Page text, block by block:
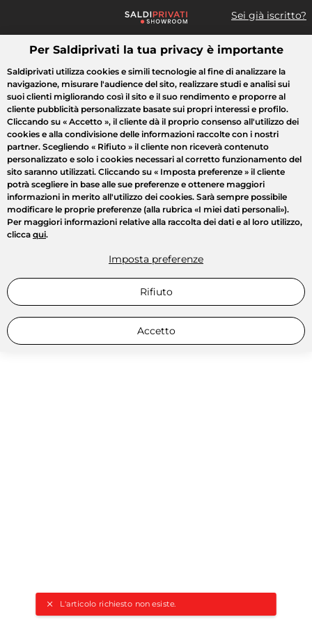
Sei già iscritto?
Cosa cerchi?
L'articolo richiesto non esiste.
Tutte le vendite Moda Casa Bellezza Elettrodomestici
Per Saldiprivati la tua privacy è importante
Saldiprivati utilizza cookies e simili tecnologie al fine di analizzare la
navigazione, misurare l'audience del sito, realizzare studi e analisi sui
suoi clienti migliorando così il sito e il suo rendimento e proporre al
cliente pubblicità personalizzate basate sui propri interessi e profilo.
Cliccando su « Accetto », il cliente dà il proprio consenso all'utilizzo dei
cookies e alla condivisione delle informazioni raccolte con i nostri
partner. Scegliendo « Rifiuto » il cliente non riceverà contenuto
personalizzato e solo i cookies necessari al corretto funzionamento del
sito saranno utilizzati. Cliccando su « Imposta preferenze » il cliente
potrà scegliere in base alle sue preferenze e ottenere maggiori
informazioni in merito all'utilizzo dei cookies. Sarà sempre possibile
modificare le proprie preferenze (alla rubrica «I miei dati personali»).
Per maggiori informazioni relative alla raccolta dei dati e al loro utilizzo,
clicca qui.
Imposta preferenze
Rifiuto
Accetto